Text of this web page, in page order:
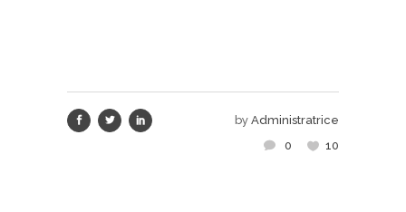
by Administratrice
0
10